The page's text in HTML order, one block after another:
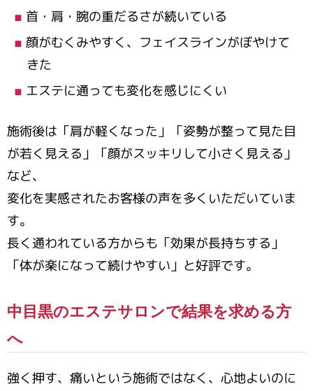
首・肩・腕の重だるさが続いている
顔がむくみやすく、フェイスラインがぼやけて
きた
エステに通っても変化を感じにくい
施術後は「肩が軽くなった」「姿勢が整って見た目
が若く見える」「顔がスッキリして小さく見える」
など、
変化を実感されたお客様の声を多くいただいていま
す。
長く通われている方からも「効果が長持ちする」
「体が楽になって続けやすい」と好評です。
中目黒のエステサロンで結果を求める方
へ
強く押す、痛いという施術ではなく、心地よいのに